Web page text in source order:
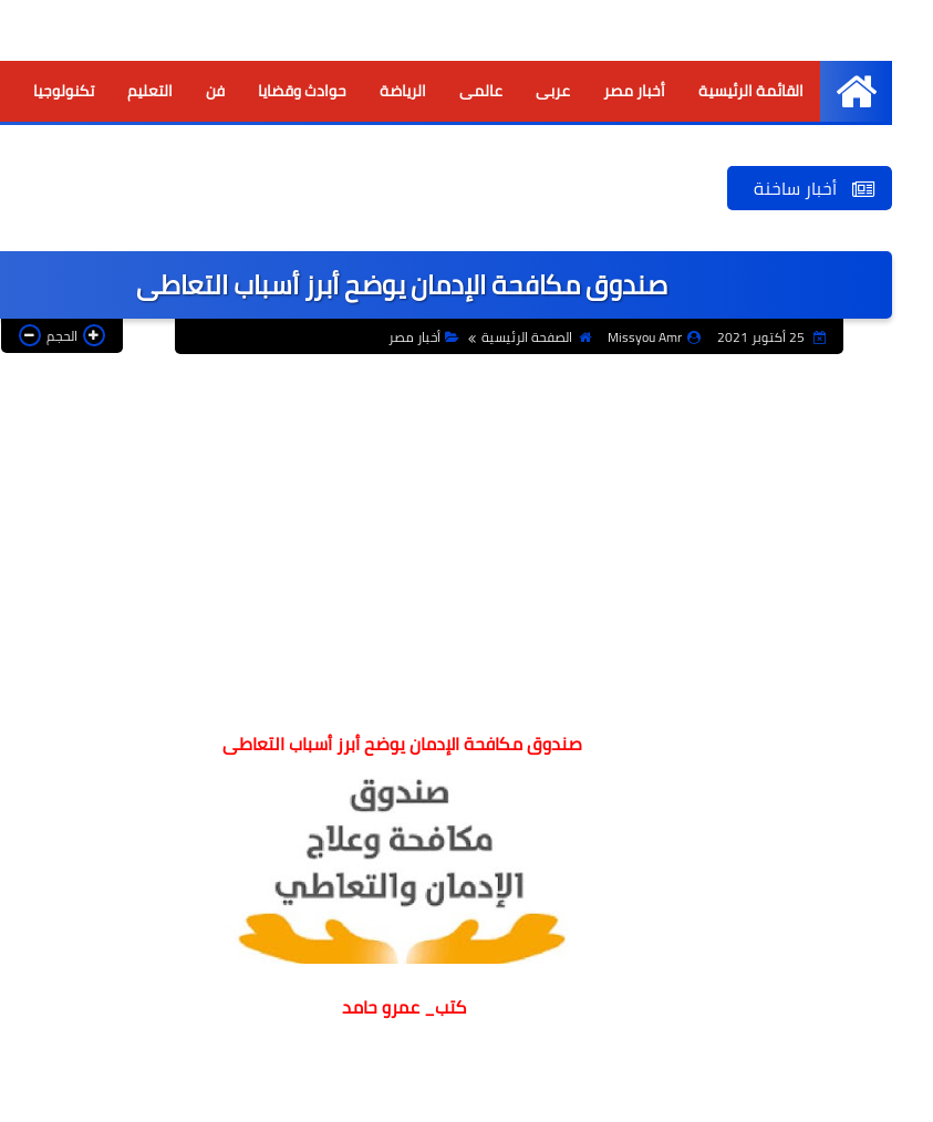
الرئيسية
القائمة الرئيسية أخبار مصر عربى عالمى الرياضة حوادث وقضايا فن التعليم تكنولوجيا
أخبار ساخنة
صندوق مكافحة الإدمان يوضح أبرز أسباب التعاطى
Missyou Amr الصفحة الرئيسية أخبار مصر الحجم
صندوق مكافحة الإدمان يوضح أبرز أسباب التعاطى
كتب_ عمرو حامد